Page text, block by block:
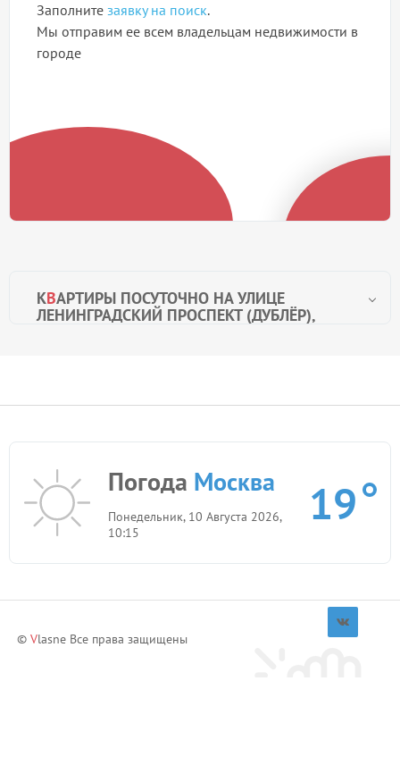
КВАРТИРЫ ПОСУТОЧНО НА УЛИЦЕ
ЛЕНИНГРАДСКИЙ ПРОСПЕКТ (ДУБЛЁР),
Заполните заявку на поиск.
Мы отправим ее всем владельцам недвижимости в
городе
Погода Москва
Понедельник, 10 Августа 2026,
10:15
19
© Vlasne Все права защищены